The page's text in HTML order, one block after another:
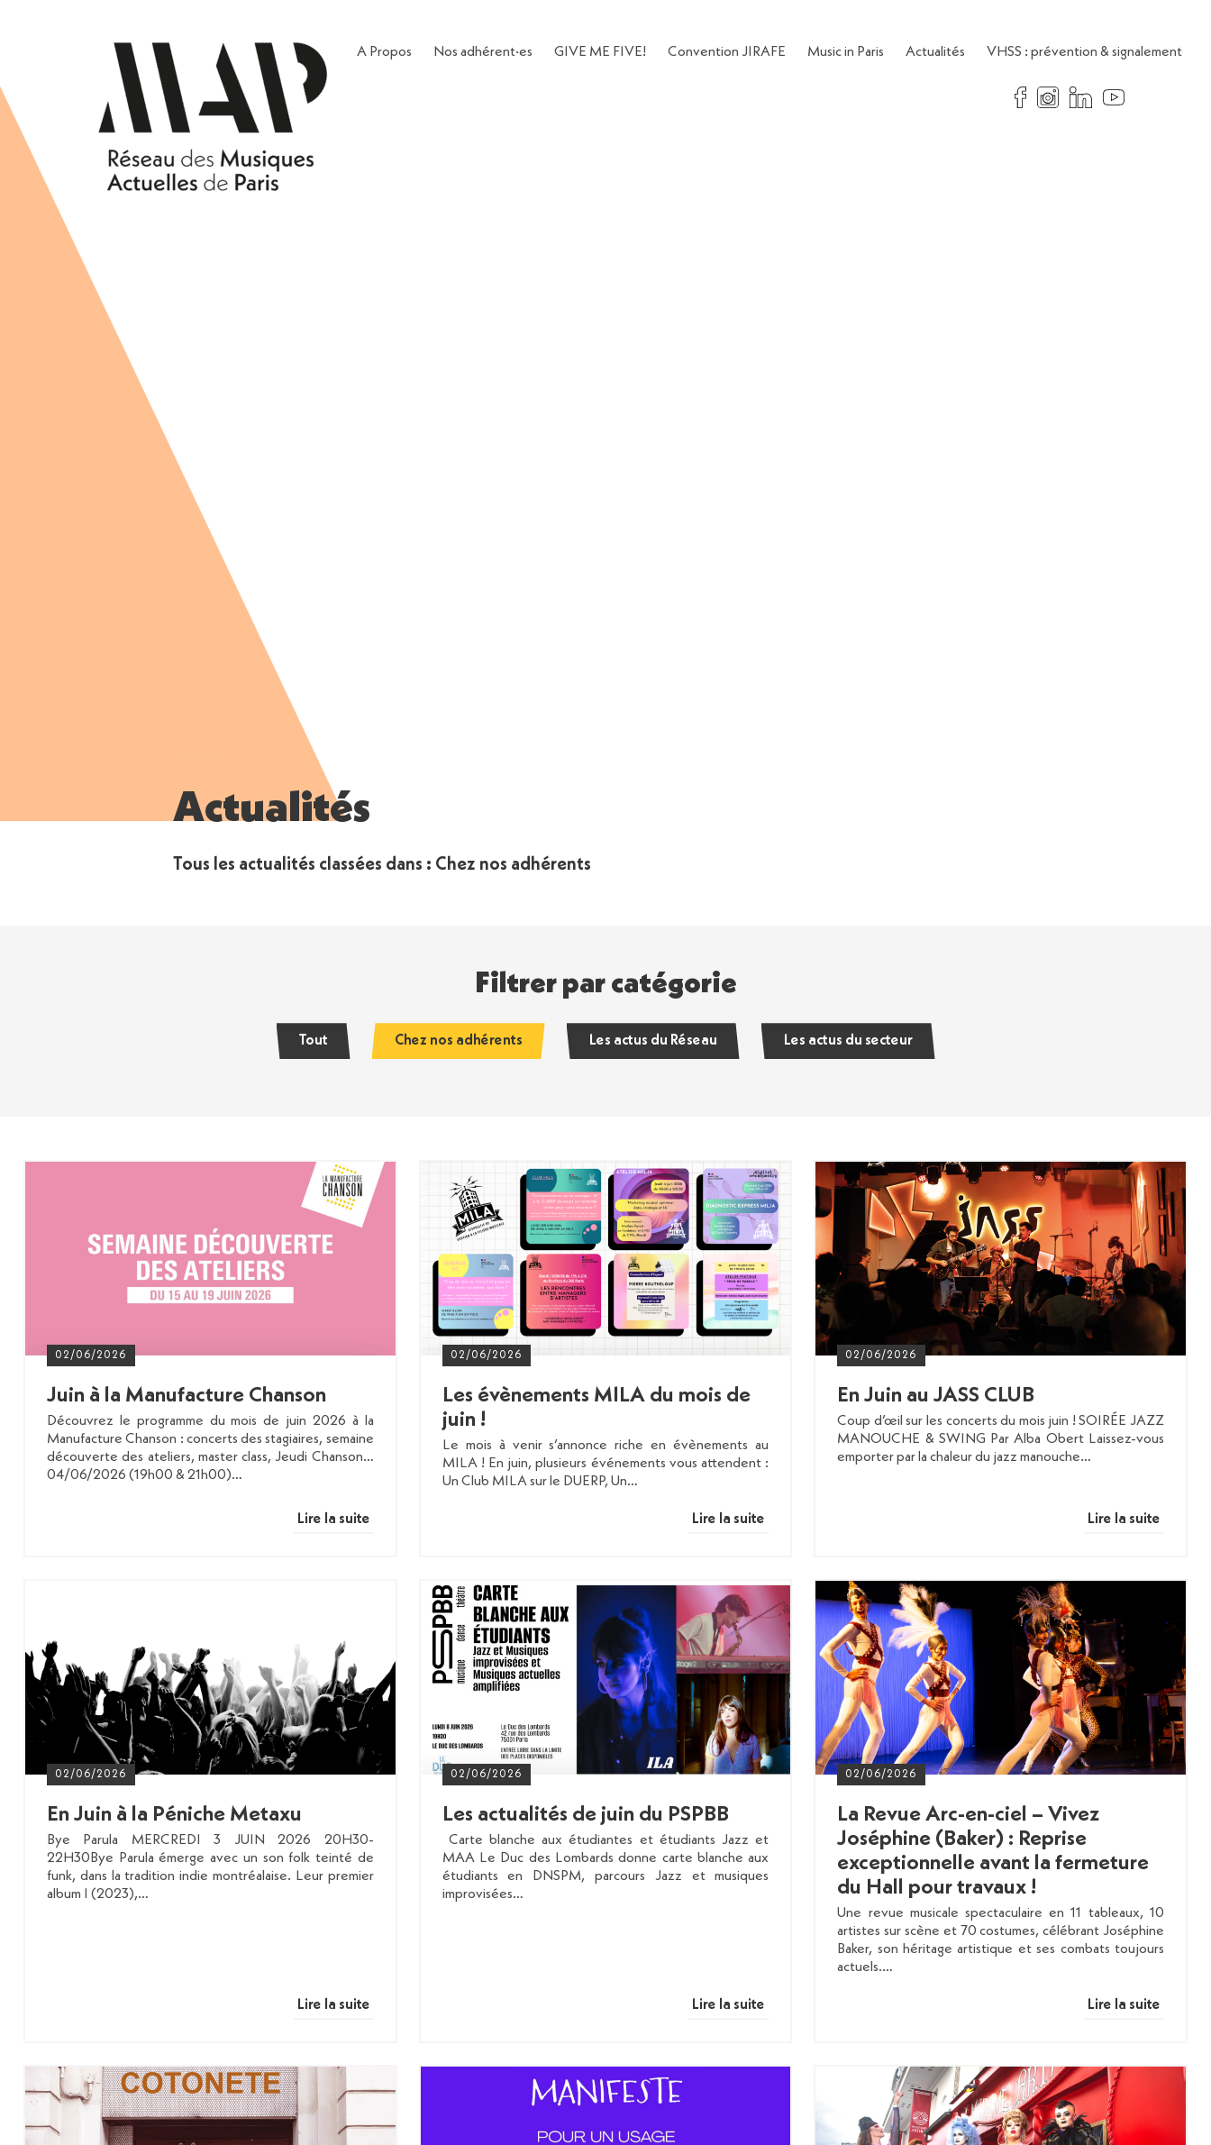
A Propos Nos adhérent·es GIVE ME FIVE! Convention JIRAFE Music in Paris Actualités VHSS : prévention & signalement
Actualités
Tous les actualités classées dans : Chez nos adhérents
Filtrer par catégorie
Tout Chez nos adhérents Les actus du Réseau Les actus du secteur
02/06/2026
Juin à la Manufacture Chanson
Découvrez le programme du mois de juin 2026 à la
Manufacture Chanson : concerts des stagiaires, semaine
découverte des ateliers, master class, Jeudi Chanson…
04/06/2026 (19h00 & 21h00)…
Lire la suite
02/06/2026
Les évènements MILA du mois de
juin !
Le mois à venir s’annonce riche en évènements au
MILA ! En juin, plusieurs événements vous attendent :
Un Club MILA sur le DUERP, Un…
Lire la suite
02/06/2026
En Juin au JASS CLUB
Coup d’œil sur les concerts du mois juin ! SOIRÉE JAZZ
MANOUCHE & SWING Par Alba Obert Laissez-vous
emporter par la chaleur du jazz manouche…
Lire la suite
02/06/2026
En Juin à la Péniche Metaxu
Bye Parula MERCREDI 3 JUIN 2026 20H30-
22H30Bye Parula émerge avec un son folk teinté de
funk, dans la tradition indie montréalaise. Leur premier
album I (2023),…
Lire la suite
02/06/2026
Les actualités de juin du PSPBB
Carte blanche aux étudiantes et étudiants Jazz et
MAA Le Duc des Lombards donne carte blanche aux
étudiants en DNSPM, parcours Jazz et musiques
improvisées…
Lire la suite
02/06/2026
La Revue Arc-en-ciel – Vivez
Joséphine (Baker) : Reprise
exceptionnelle avant la fermeture
du Hall pour travaux !
Une revue musicale spectaculaire en 11 tableaux, 10
artistes sur scène et 70 costumes, célébrant Joséphine
Baker, son héritage artistique et ses combats toujours
actuels.…
Lire la suite